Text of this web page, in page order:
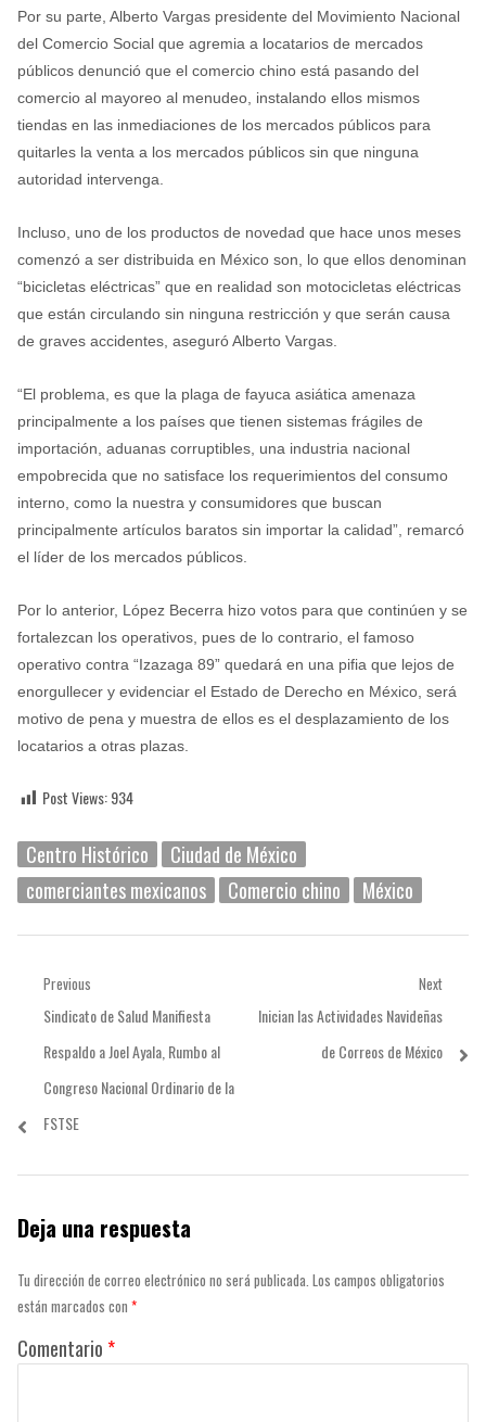
Por su parte, Alberto Vargas presidente del Movimiento Nacional
del Comercio Social que agremia a locatarios de mercados
públicos denunció que el comercio chino está pasando del
comercio al mayoreo al menudeo, instalando ellos mismos
tiendas en las inmediaciones de los mercados públicos para
quitarles la venta a los mercados públicos sin que ninguna
autoridad intervenga.
Incluso, uno de los productos de novedad que hace unos meses
comenzó a ser distribuida en México son, lo que ellos denominan
“bicicletas eléctricas” que en realidad son motocicletas eléctricas
que están circulando sin ninguna restricción y que serán causa
de graves accidentes, aseguró Alberto Vargas.
“El problema, es que la plaga de fayuca asiática amenaza
principalmente a los países que tienen sistemas frágiles de
importación, aduanas corruptibles, una industria nacional
empobrecida que no satisface los requerimientos del consumo
interno, como la nuestra y consumidores que buscan
principalmente artículos baratos sin importar la calidad”, remarcó
el líder de los mercados públicos.
Por lo anterior, López Becerra hizo votos para que continúen y se
fortalezcan los operativos, pues de lo contrario, el famoso
operativo contra “Izazaga 89” quedará en una pifia que lejos de
enorgullecer y evidenciar el Estado de Derecho en México, será
motivo de pena y muestra de ellos es el desplazamiento de los
locatarios a otras plazas.
Post Views: 934
Centro Histórico
Ciudad de México
comerciantes mexicanos
Comercio chino México
Navegación
entradas
Previous
Previous
post:
Sindicato de Salud Manifiesta
Respaldo a Joel Ayala, Rumbo al
Congreso Nacional Ordinario de la
FSTSE
Next
Next
Inician las Actividades Navideñas
de Correos de México
Deja una respuesta
Tu dirección de correo electrónico no será publicada. Los campos obligatorios
están marcados con *
Comentario *